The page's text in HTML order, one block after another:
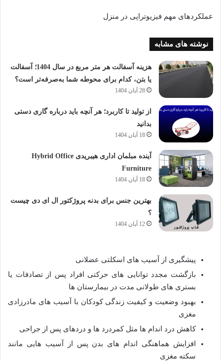
عملکردهای مهم فیزیوتراپی در منزل
نوشته های مشابه
هزینه آسفالت هر متر مربع در سال 1404؛ آسفالت
یا بتن، کدام برای محوطه شما به‌صرفه‌تر است؟
28 آبان 1404
از تولید تا کاربرد؛ هر آنچه باید درباره گاری دستی
بدانید
18 آبان 1404
آینده مبلمان اداری هیبریدی Hybrid Office
Furniture
18 آبان 1404
بهترین جنس برای بدنه پروژکتور ال ای دی چیست
؟
12 آبان 1404
پیشگیری از آسیب های اسکلتی عضلانی
بازگشت مجدد توانایی های حرکتی افراد پس از تصادفات یا
بستری های طولانی مدت در بیمارستان ها
بهبود وضعیت و کیفیت زندگی کودکان با آسیب های مادرزادی
مغزی
کاهش درد اندام ها مثل کمردرد ها و دردهای پس از جراحی
افزایش هماهنگی اندام های بدن پس از آسیب هایی مانند
سکته مغزی